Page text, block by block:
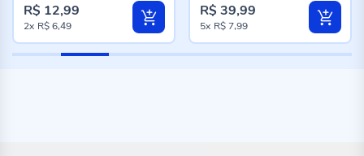
R$ 12,99
2x R$ 6,49
R$ 39,99
5x R$ 7,99